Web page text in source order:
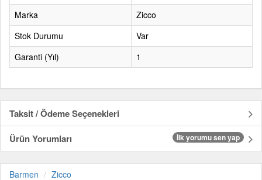
Marka
Zicco
Stok Durumu
Var
Garanti (Yıl)
1
Taksit / Ödeme Seçenekleri
Ürün Yorumları
İlk yorumu sen yap
Barmen Zicco